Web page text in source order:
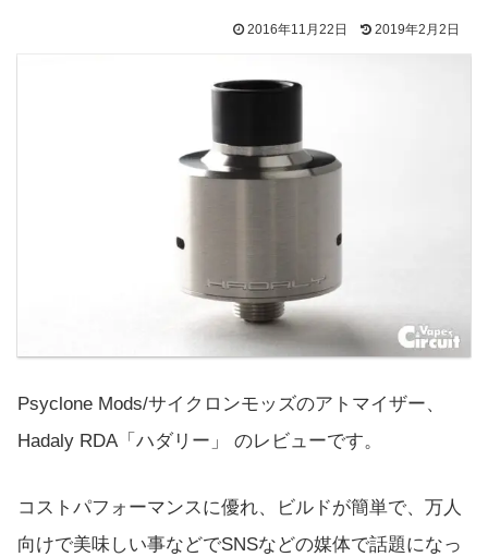
2016年11月22日 2019年2月2日
Psyclone Mods/サイクロンモッズのアトマイザー、
Hadaly RDA「ハダリー」 のレビューです。
コストパフォーマンスに優れ、ビルドが簡単で、万人
向けで美味しい事などでSNSなどの媒体で話題になっ